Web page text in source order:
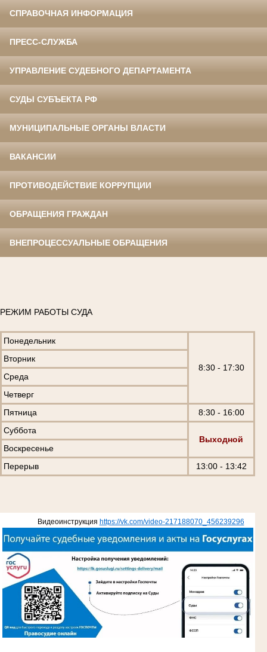
СПРАВОЧНАЯ ИНФОРМАЦИЯ
ПРЕСС-СЛУЖБА
УПРАВЛЕНИЕ СУДЕБНОГО ДЕПАРТАМЕНТА
СУДЫ СУБЪЕКТА РФ
МУНИЦИПАЛЬНЫЕ ОРГАНЫ ВЛАСТИ
ВАКАНСИИ
ПРОТИВОДЕЙСТВИЕ КОРРУПЦИИ
ОБРАЩЕНИЯ ГРАЖДАН
ВНЕПРОЦЕССУАЛЬНЫЕ ОБРАЩЕНИЯ
РЕЖИМ РАБОТЫ СУДА
Понедельник
8:30 - 17:30
Вторник
Среда
Четверг
Пятница
8:30 - 16:00
Суббота
Выходной
Воскресенье
Перерыв
13:00 - 13:42
Видеоинструкция https://vk.com/video-217188070_456239296